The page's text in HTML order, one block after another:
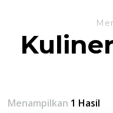
Menampilkan 1 Hasil